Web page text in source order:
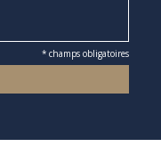
* champs obligatoires